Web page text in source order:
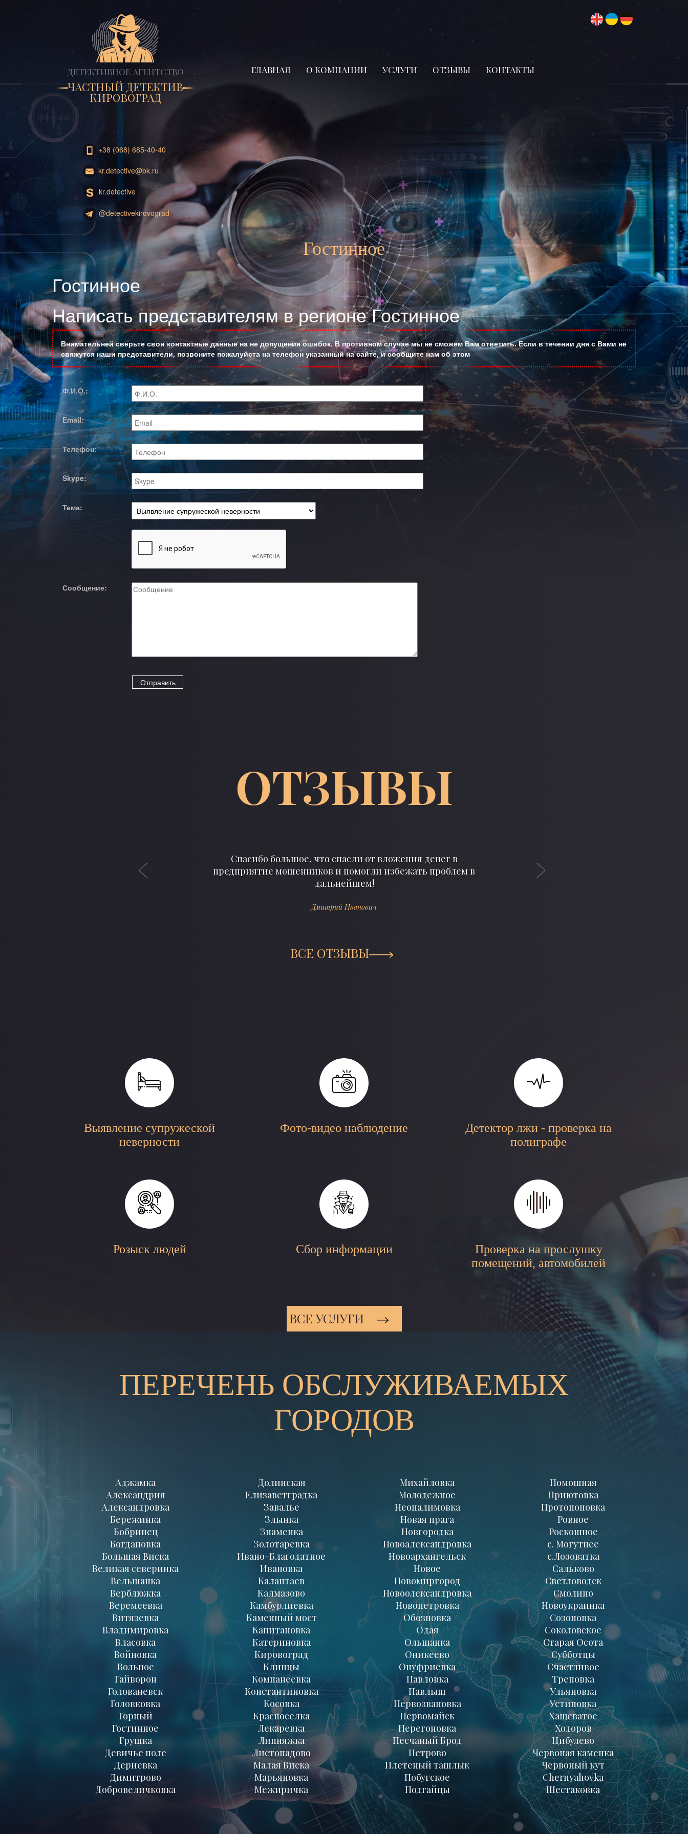
ДЕТЕКТИВНОЕ АГЕНТСТВО
ЧАСТНЫЙ ДЕТЕКТИВ
КИРОВОГРАД
ГЛАВНАЯ О КОМПАНИИ УСЛУГИ ОТЗЫВЫ КОНТАКТЫ
+38 (068) 685-40-40
kr.detective@bk.ru
kr.detective
@detectivekirovograd
Гостинное
Гостинное
Написать представителям в регионе Гостинное
Внимательней сверьте свои контактные данные на не допущения ошибок. В противном случае мы не сможем Вам ответить. Если в течении дня с Вами не
свяжутся наши представители, позвоните пожалуйста на телефон указанный на сайте, и сообщите нам об этом
Ф.И.О.:
Email:
Телефон:
Skype:
Тема:
Сообщение:
ОТЗЫВЫ
Смысла подробно рассказывать нет, поэтому скажу тезисно.
Есть свой бизнес, в котором появились проблемы. Такие, что
реально грозило банкротство. Пришлось…
Денис
ВСЕ ОТЗЫВЫ
Выявление супружеской
неверности
Фото-видео наблюдение
Детектор лжи - проверка на
полиграфе
Розыск людей Сбор информации
Проверка на прослушку
помещений, автомобилей
ВСЕ УСЛУГИ
ПЕРЕЧЕНЬ ОБСЛУЖИВАЕМЫХ
ГОРОДОВ
Аджамка
Александрия
Александровка
Бережинка
Бобринец
Богдановка
Большая Виска
Великая северинка
Вельшанка
Верблюжка
Веремеевка
Витязевка
Владимировка
Власовка
Войновка
Вольное
Гайворон
Голованевск
Головковка
Горный
Гостинное
Грушка
Девичье поле
Дериевка
Димитрово
Добровеличковка
Долинская
Елизаветградка
Завалье
Злынка
Знаменка
Золотаревка
Ивано-Благодатное
Ивановка
Калантаев
Калмазово
Камбурлиевка
Каменный мост
Капитановка
Катериновка
Кировоград
Клинцы
Компанеевка
Константиновка
Косовка
Красноселка
Лекаревка
Липняжка
Листопадово
Малая Виска
Марьяновка
Межиричка
Михайловка
Молодежное
Неопалимовка
Новая прага
Новгородка
Новоалександровка
Новоархангельск
Новое
Новомиргород
Новоолександровка
Новопетровка
Обозновка
Одая
Ольшанка
Оникеево
Онуфриевка
Павловка
Павлыш
Первозвановка
Первомайск
Перегоновка
Песчаный Брод
Петрово
Плетеный ташлык
Побугское
Подгайцы
Помошная
Приютовка
Протопоповка
Ровное
Роскошное
с. Могутнее
с.Лозоватка
Сальково
Светловодск
Смолино
Новоукраинка
Созоновка
Соколовское
Старая Осота
Субботцы
Счастливое
Треповка
Ульяновка
Устиновка
Хащеватое
Ходоров
Цибулево
Червоная каменка
Червоный кут
Chernyahovka
Шестаковка